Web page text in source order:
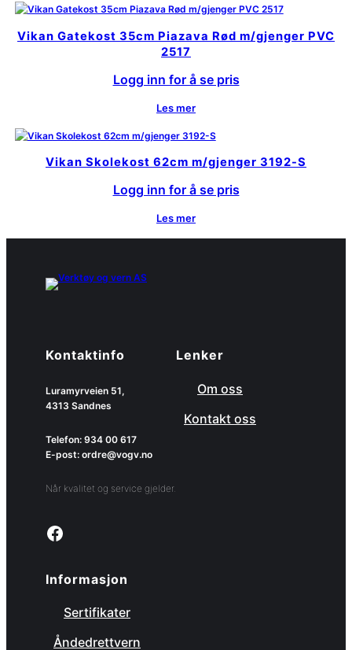
Vikan Gatekost 35cm Piazava Rød m/gjenger PVC
2517
Logg inn for å se pris
Les mer
Vikan Skolekost 62cm m/gjenger 3192-S
Logg inn for å se pris
Les mer
Kontaktinfo
Luramyrveien 51,
4313 Sandnes
Telefon: 934 00 617
E-post: ordre@vogv.no
Når kvalitet og service gjelder.
Link to facebook page
Lenker
Om oss
Kontakt oss
Informasjon
Sertifikater
Åndedrettvern